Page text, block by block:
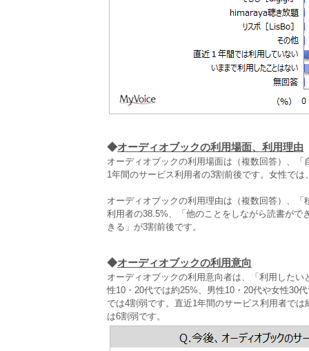
◆オーディオブックの利用場面、利用理由
オーディオブックの利用場面は（複数回答）、
1年間のサービス利用者の3割前後です。女性で
オーディオブックの利用理由は（複数回答）、
利用者の38.5%、「他のことをしながら読書が
きる」が3割前後です。
◆オーディオブックの利用意向
オーディオブックの利用意向者は、「利用した
性10・20代では約25%、男性10・20代や女性30
では4割弱です。直近1年間のサービス利用者で
は6割弱です。